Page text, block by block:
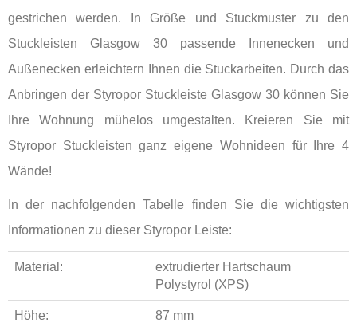
gestrichen werden. In Größe und Stuckmuster zu den
Stuckleisten Glasgow 30 passende Innenecken und
Außenecken erleichtern Ihnen die Stuckarbeiten. Durch das
Anbringen der Styropor Stuckleiste Glasgow 30 können Sie
Ihre Wohnung mühelos umgestalten. Kreieren Sie mit
Styropor Stuckleisten ganz eigene Wohnideen für Ihre 4
Wände!
In der nachfolgenden Tabelle finden Sie die wichtigsten
Informationen zu dieser Styropor Leiste:
Material:
extrudierter Hartschaum
Polystyrol (XPS)
Höhe: 87 mm